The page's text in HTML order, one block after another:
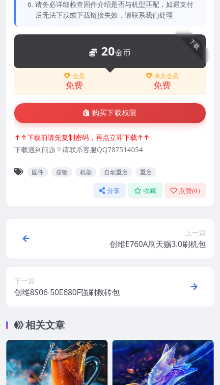
请务必详细检查固件介绍是否与机型匹配，如遇支付
后无法下载或下载链接失效，请联系我们处理
下载
20金币
会员
免费
永久会员
免费
购买下载权限
↑↑下载前请先复制密码，再点立即下载↑↑
下载遇到问题？请联系客服QQ787514054
固件 按键 机型 自动重启 重启
分享 收藏 点赞(0)
上一篇
创维E760A刷天赐3.0刷机包
下一篇
创维8S06-50E680F强刷救砖包
相关文章